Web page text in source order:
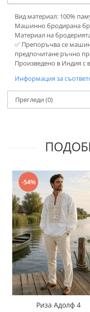
Вид материал: 100%
Машинно бродирана
Материал на
✅ Препоръчва се
предпочитане ръчно
Произведено в Индия с
Информация за
Прегледи (0)
-54%
Риза Адолф 4